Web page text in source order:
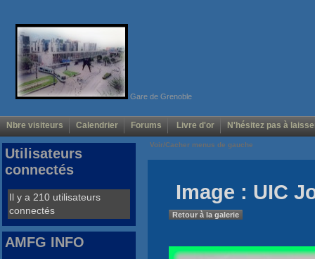
Gare de Grenoble
Nbre visiteurs Calendrier Forums Livre d'or N'hésitez pas à
Voir/Cacher menus de gauche
Image : UIC
Retour à la galerie
Utilisateurs
connectés
Il y a 210 utilisateurs
connectés
AMFG INFO